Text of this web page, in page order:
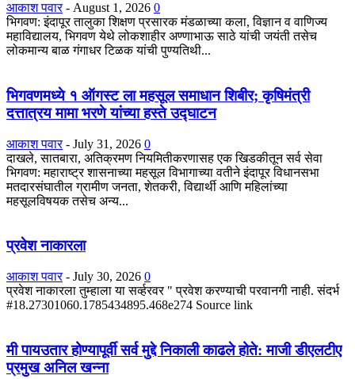
आकाश पवार - August 1, 2026 0
भिगवण: इंदापूर तालुका शिक्षण प्रसारक मंडळाच्या कला, विज्ञान व वाणिज्य
महाविद्यालय, भिगवण येथे लोकशाहीर अण्णाभाऊ साठे यांची जयंती तसेच
लोकमान्य बाळ गंगाधर टिळक यांची पुण्यतिथी...
भिगवणमध्ये १ ऑगस्ट ला महसूल समाधान शिबीर; कृषिमंत्री
दत्तात्रय मामा भरणे यांच्या हस्ते उद्घाटन
आकाश पवार - July 31, 2026 0
दाखले, सातबारा, अतिक्रमण नियमितीकरणासह एक खिडकीतून सर्व सेवा
भिगवण: महाराष्ट्र शासनाच्या महसूल विभागाच्या वतीने इंदापूर विधानसभा
मतदारसंघातील ग्रामीण जनता, शेतकरी, विद्यार्थी आणि महिलांच्या
महसूलविषयक तसेच अन्य...
प्रवेश नाकारला
आकाश पवार - July 30, 2026 0
प्रवेश नाकारला तुम्हाला या सर्व्हरवर " प्रवेश करण्याची परवानगी नाही. संदर्भ
#18.27301060.1785434895.468e274 Source link
मी पायउतार होण्यापूर्वी सर्व मुद्दे निकाली काढले होते: माजी डीएलटीए
प्रमुख अनिल खन्ना